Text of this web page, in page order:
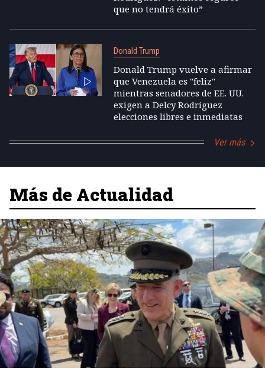
que no tendrá éxito”
Donald Trump
Donald Trump vuelve a afirmar
que Venezuela es "feliz"
mientras senadores de EE. UU.
exigen a Delcy Rodríguez
elecciones libres e inmediatas
Ver más
Más de Actualidad